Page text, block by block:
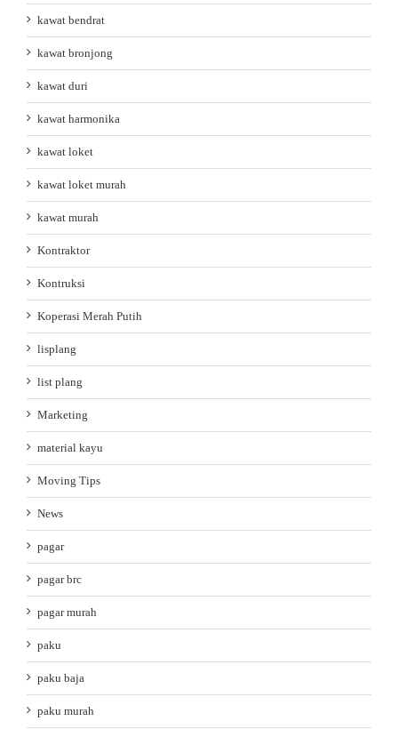
kawat bendrat
kawat bronjong
kawat duri
kawat harmonika
kawat loket
kawat loket murah
kawat murah
Kontraktor
Kontruksi
Koperasi Merah Putih
lisplang
list plang
Marketing
material kayu
Moving Tips
News
pagar
pagar brc
pagar murah
paku
paku baja
paku murah